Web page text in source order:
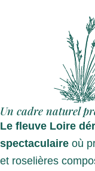
Un cadre naturel
Le fleuve Loire
spectaculaire où
et roselières